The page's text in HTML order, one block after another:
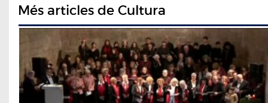
Més articles de Cultura